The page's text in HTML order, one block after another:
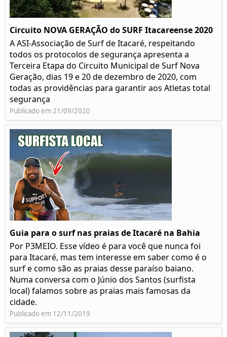
Circuito NOVA GERAÇÃO do SURF Itacareense 2020
A ASI-Associação de Surf de Itacaré, respeitando
todos os protocolos de segurança apresenta a
Terceira Etapa do Circuito Municipal de Surf Nova
Geração, dias 19 e 20 de dezembro de 2020, com
todas as providências para garantir aos Atletas total
segurança
Publicado em 21/09/2020
Guia para o surf nas praias de Itacaré na Bahia
Por P3MEIO. Esse vídeo é para você que nunca foi
para Itacaré, mas tem interesse em saber como é o
surf e como são as praias desse paraíso baiano.
Numa conversa com o Júnio dos Santos (surfista
local) falamos sobre as praias mais famosas da
cidade.
Publicado em 12/11/2019